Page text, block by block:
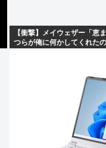
【衝撃】メイウェザー「恵
つらが俺に何かしてくれた